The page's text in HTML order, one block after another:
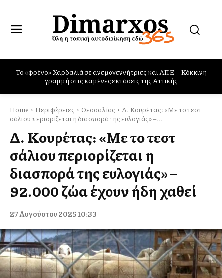
Το «φρένο» Χαρδαλιά σε ανεμογεννήτριες και ΑΠΕ – Κόκκινη
γραμμή στις καμένες εκτάσεις της Αττικής
Πυρκαγιές: η Ελλάδα χρειάζεται και Canadair και Rafale
Home Περιφέρειες Θεσσαλίας
Δ. Κουρέτας: «Με το τεστ
σάλιου περιορίζεται η διασπορά της ευλογιάς» –...
Δ. Κουρέτας: «Με το τεστ
σάλιου περιορίζεται η
διασπορά της ευλογιάς» –
92.000 ζώα έχουν ήδη χαθεί
27 Αυγούστου 2025 10:33